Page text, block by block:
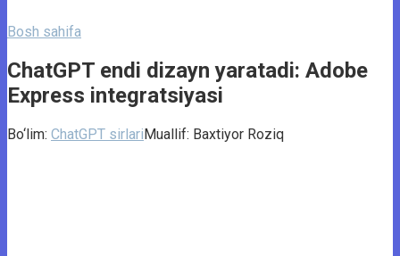
Bosh sahifa
ChatGPT endi dizayn yaratadi: Adobe
Express integratsiyasi
Bo‘lim: ChatGPT sirlariMuallif: Baxtiyor Roziq